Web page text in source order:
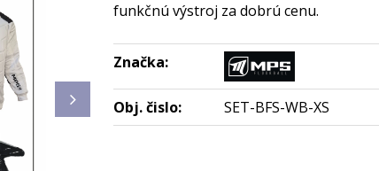
funkčnú výstroj za dobrú cenu.
Značka:
Obj. čislo: SET-BFS-WB-XS